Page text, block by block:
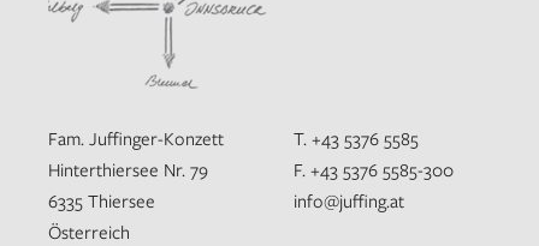
Fam. Juffinger-Konzett
Hinterthiersee Nr. 79
6335 Thiersee
Österreich
T. +43 5376 5585
F. +43 5376 5585-300
info@juffing.at